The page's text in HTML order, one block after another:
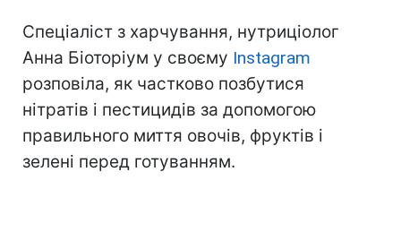
Спеціаліст з харчування, нутриціолог
Анна Біоторіум у своєму Instagram
розповіла, як частково позбутися
нітратів і пестицидів за допомогою
правильного миття овочів, фруктів і
зелені перед готуванням.